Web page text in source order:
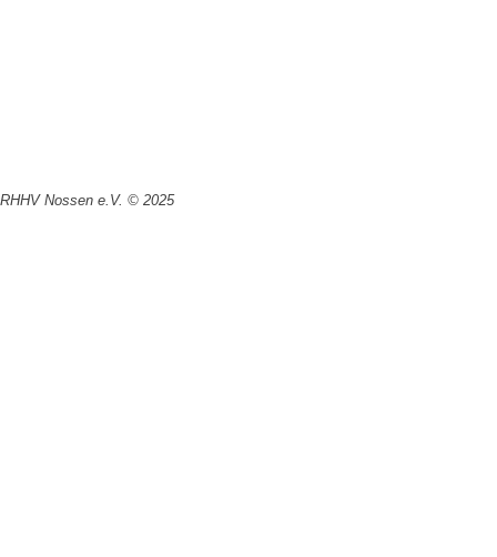
RHHV Nossen e.V. © 2025